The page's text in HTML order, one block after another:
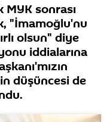
sonrası
"İmamoğlu'nu
olsun" diye
iddialarına
düşüncesi de